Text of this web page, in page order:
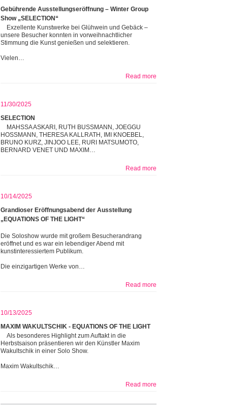
Gebührende Ausstellungseröffnung – Winter Group
Show „SELECTION“
Exzellente Kunstwerke bei Glühwein und Gebäck –
unsere Besucher konnten in vorweihnachtlicher
Stimmung die Kunst genießen und selektieren.
Vielen…
Read more
11/30/2025
SELECTION
MAHSSA ASKARI, RUTH BUSSMANN, JOEGGU
HOSSMANN, THERESA KALLRATH, IMI KNOEBEL,
BRUNO KURZ, JINJOO LEE, RURI MATSUMOTO,
BERNARD VENET UND MAXIM…
Read more
10/14/2025
Grandioser Eröffnungsabend der Ausstellung
„EQUATIONS OF THE LIGHT“
Die Soloshow wurde mit großem Besucherandrang
eröffnet und es war ein lebendiger Abend mit
kunstinteressiertem Publikum.
Die einzigartigen Werke von…
Read more
10/13/2025
MAXIM WAKULTSCHIK - EQUATIONS OF THE LIGHT
Als besonderes Highlight zum Auftakt in die
Herbstsaison präsentieren wir den Künstler Maxim
Wakultschik in einer Solo Show.
Maxim Wakultschik…
Read more